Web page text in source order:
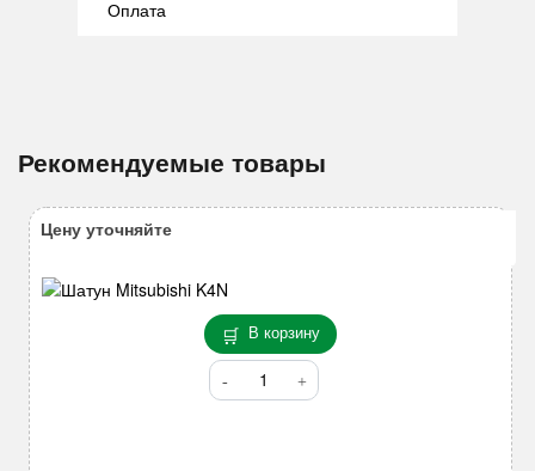
Оплата
Рекомендуемые товары
В корзину
Количество
товара
Цену уточняйте